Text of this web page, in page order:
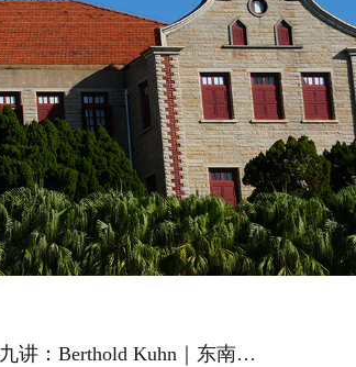
讲：Berthold Kuhn｜东南亚